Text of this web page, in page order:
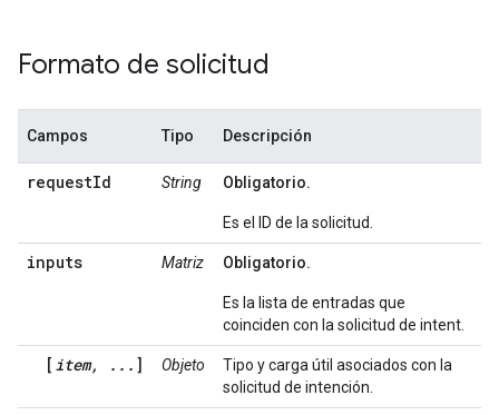
Formato de solicitud
Campos Tipo Descripción
requestId String Obligatorio.
Es el ID de la solicitud.
inputs Matriz Obligatorio.
Es la lista de entradas que
coinciden con la solicitud de intent.
[ item, ... ] Objeto
Tipo y carga útil asociados con la
solicitud de intención.